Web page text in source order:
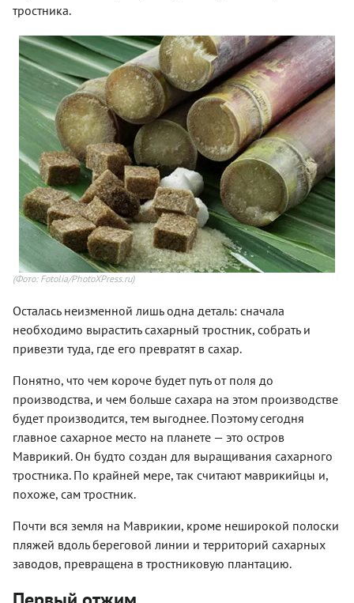
тростника.
(Фото: Fotolia/PhotoXPress.ru)
Осталась неизменной лишь одна деталь: сначала
необходимо вырастить сахарный тростник, собрать и
привезти туда, где его превратят в сахар.
Понятно, что чем короче будет путь от поля до
производства, и чем больше сахара на этом производстве
будет производится, тем выгоднее. Поэтому сегодня
главное сахарное место на планете — это остров
Маврикий. Он будто создан для выращивания сахарного
тростника. По крайней мере, так считают маврикийцы и,
похоже, сам тростник.
Почти вся земля на Маврикии, кроме неширокой полоски
пляжей вдоль береговой линии и территорий сахарных
заводов, превращена в тростниковую плантацию.